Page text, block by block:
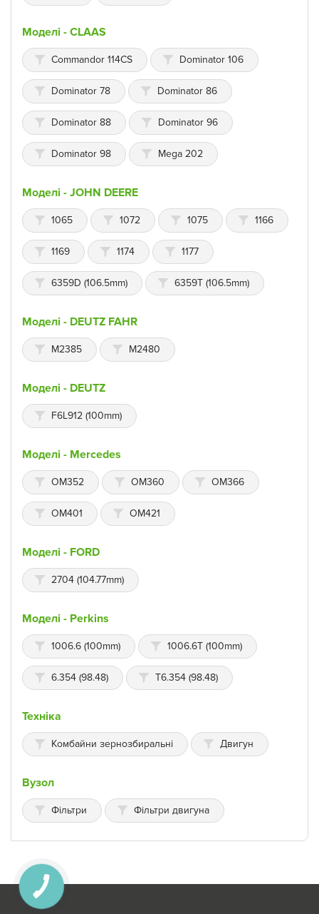
Моделі - CLAAS
Commandor 114CS Dominator 106
Dominator 78 Dominator 86
Dominator 88 Dominator 96
Dominator 98 Mega 202
Моделі - JOHN DEERE
1065 1072 1075 1166
1169 1174 1177
6359D (106.5mm) 6359T (106.5mm)
Моделі - DEUTZ FAHR
M2385 M2480
Моделі - DEUTZ
F6L912 (100mm)
Моделі - Mercedes
OM352 OM360 OM366
OM401 OM421
Моделі - FORD
2704 (104.77mm)
Моделі - Perkins
1006.6 (100mm) 1006.6T (100mm)
6.354 (98.48) T6.354 (98.48)
Техніка
Комбайни зернозбиральні Двигун
Вузол
Фільтри Фільтри двигуна
КНОПКА
ЗВ'ЯЗКУ